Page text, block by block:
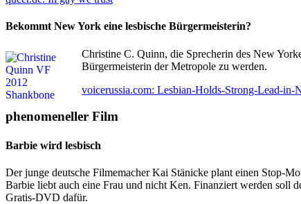
Bekommt New York eine lesbische Bürgermeisterin?
Christine C. Quinn, die Sprecherin des New
Bürgermeisterin der Metropole zu werden.
voicerussia.com: Lesbian-Holds-Strong-Lead-
phenomeneller Film
Barbie wird lesbisch
Der junge deutsche Filmemacher Kai Stänicke plant einen Stop-
Barbie liebt auch eine Frau und nicht Ken. Finanziert werden soll
Gratis-DVD dafür.